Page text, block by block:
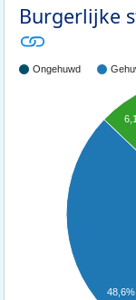
Burgerlijke
Ongehuwd
48,6%